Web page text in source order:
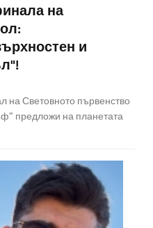
на
и
на Световното първенство
предложи на планетата